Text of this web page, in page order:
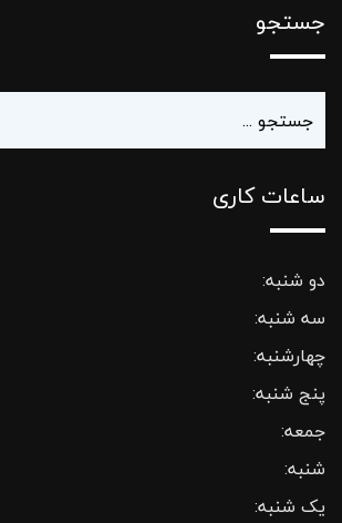
جستجو
ساعات کاری
دو شنبه:
سه شنبه:
چهارشنبه:
پنج شنبه:
جمعه:
شنبه:
یک شنبه: